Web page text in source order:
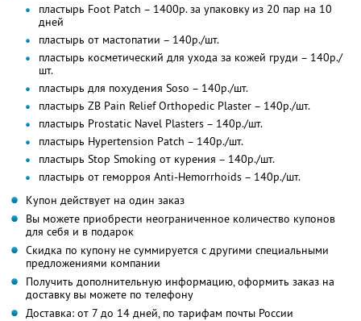
пластырь Foot Patch – 1400р. за упаковку из 20 пар на 10
дней
пластырь от мастопатии – 140р./шт.
пластырь косметический для ухода за кожей груди – 140р./
шт.
пластырь для похудения Soso – 140р./шт.
пластырь ZB Pain Relief Orthopedic Plaster – 140р./шт.
пластырь Prostatic Navel Plasters – 140р./шт.
пластырь Hypertension Patch – 140р./шт.
пластырь Stop Smoking от курения – 140р./шт.
пластырь от геморроя Anti-Hemorrhoids – 140р./шт.
Купон действует на один заказ
Вы можете приобрести неограниченное количество купонов
для себя и в подарок
Скидка по купону не суммируется с другими специальными
предложениями компании
Получить дополнительную информацию, оформить заказ на
доставку вы можете по телефону
Доставка: от 7 до 14 дней, по тарифам почты России